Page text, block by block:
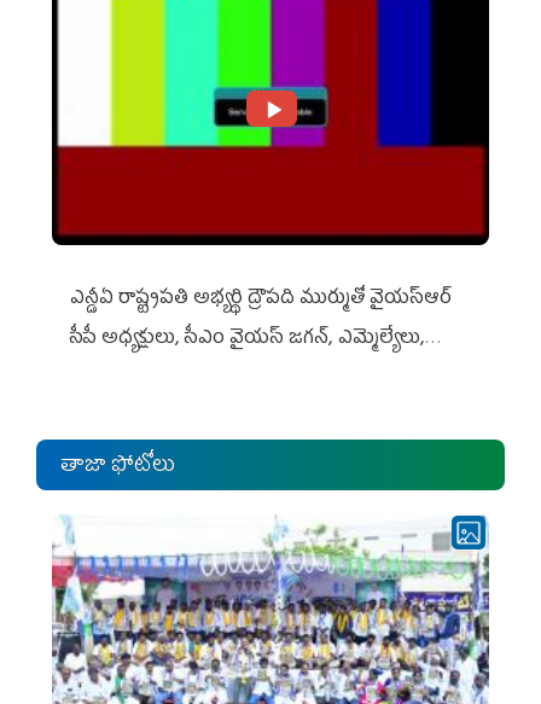
ఎన్డీఏ రాష్ట్ర‌ప‌తి అభ్య‌ర్థి ద్రౌప‌ది ముర్ముతో వైయ‌స్ఆర్
సీపీ అధ్య‌క్షులు, సీఎం వైయ‌స్ జ‌గ‌న్, ఎమ్మెల్యేలు,
తాజా ఫోటోలు